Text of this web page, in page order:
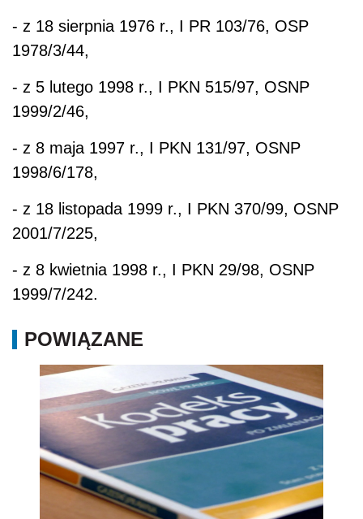
- z 18 sierpnia 1976 r., I PR 103/76, OSP
1978/3/44,
- z 5 lutego 1998 r., I PKN 515/97, OSNP
1999/2/46,
- z 8 maja 1997 r., I PKN 131/97, OSNP
1998/6/178,
- z 18 listopada 1999 r., I PKN 370/99, OSNP
2001/7/225,
- z 8 kwietnia 1998 r., I PKN 29/98, OSNP
1999/7/242.
POWIĄZANE